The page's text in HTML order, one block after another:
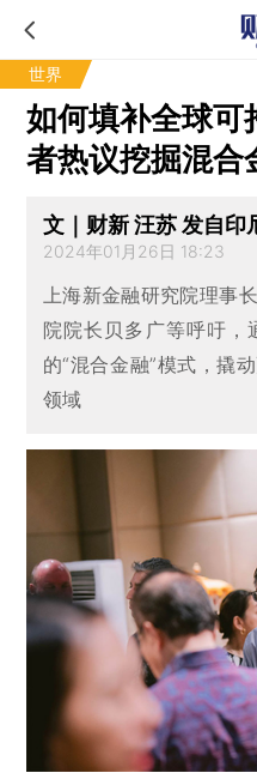
世界
如何填补全球可
者热议挖掘混合
文｜财新 汪苏 发自印
2024年01月26日 18:23
上海新金融研究院理事
院院长贝多广等呼吁，
的“混合金融”模式，撬
领域